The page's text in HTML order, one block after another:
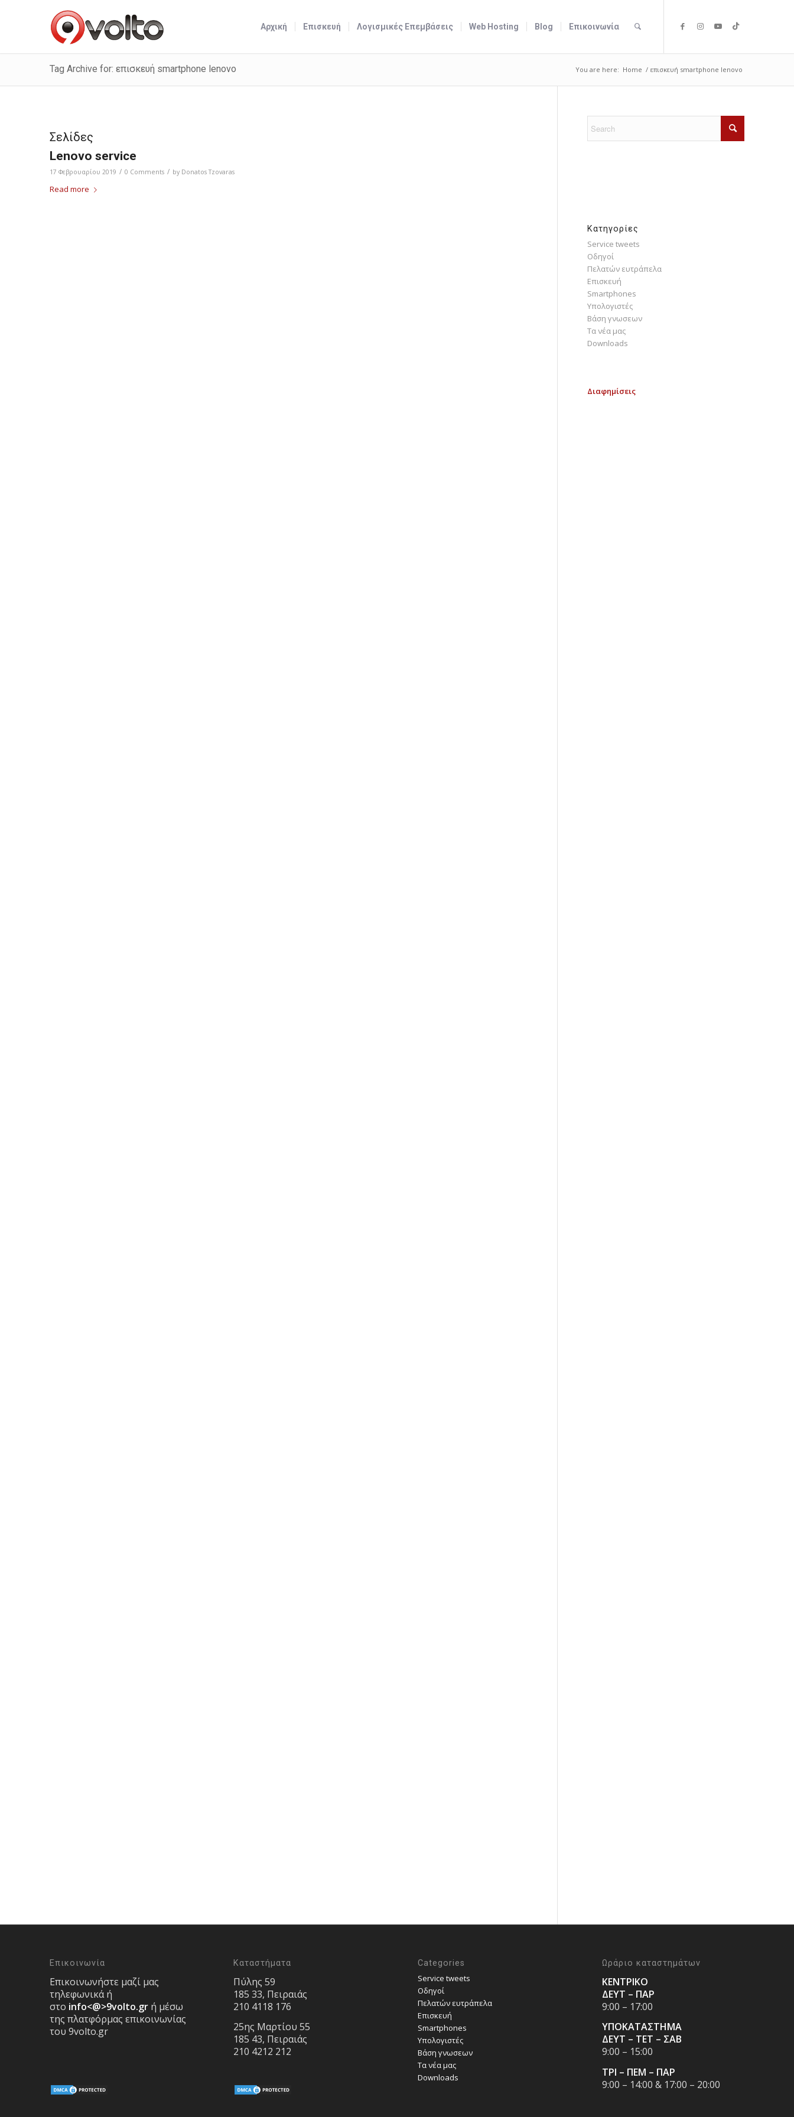
Αρχική Επισκευή Λογισμικές Επεμβάσεις Web Hosting Blog Επικοινωνία
Tag Archive for: επισκευή smartphone lenovo You are here: Home / επισκευή smartphone lenovo
Σελίδες
Lenovo service
17 Φεβρουαρίου 2019 / 0 Comments / by Donatos Tzovaras
Read more
Kατηγορίες
Service tweets
Οδηγοί
Πελατών ευτράπελα
Επισκευή
Smartphones
Υπολογιστές
Bάση γνωσεων
Τα νέα μας
Downloads
Διαφημίσεις
Επικοινωνία
Επικοινωνήστε μαζί μας
τηλεφωνικά ή
στο info<@>9volto.gr ή μέσω
της πλατφόρμας επικοινωνίας
του 9volto.gr
Καταστήματα
Πύλης 59
185 33, Πειραιάς
210 4118 176
25ης Μαρτίου 55
185 43, Πειραιάς
210 4212 212
Categories
Service tweets
Οδηγοί
Πελατών ευτράπελα
Επισκευή
Smartphones
Υπολογιστές
Bάση γνωσεων
Τα νέα μας
Downloads
Ωράριο καταστημάτων
ΚΕΝΤΡΙΚΟ
ΔΕΥΤ – ΠΑΡ
9:00 – 17:00
ΥΠΟΚΑΤΑΣΤΗΜΑ
ΔΕΥΤ – ΤΕΤ – ΣΑΒ
9:00 – 15:00
ΤΡΙ – ΠΕΜ – ΠΑΡ
9:00 – 14:00 & 17:00 – 20:00